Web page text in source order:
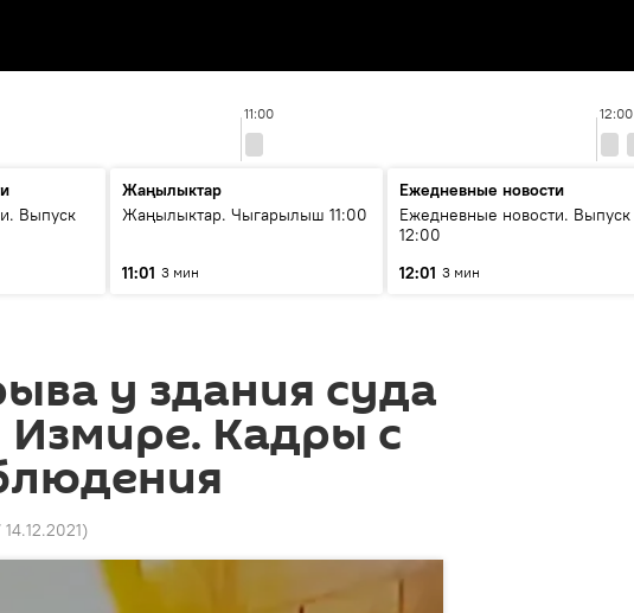
11:00 12:00
Выпуск
Жаңылыктар
Жаңылыктар. Чыгарылыш 11:00
11:01 3 мин
Ежедневные новости
Ежедневные новости. Выпуск
12:00
12:01 3 мин
у здания суда
Кадры с
14.12.2021)